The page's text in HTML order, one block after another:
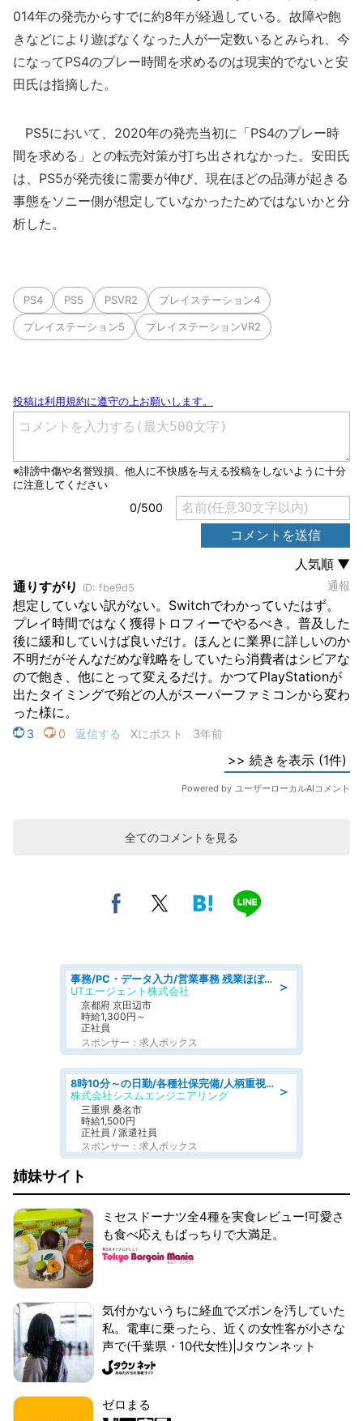
014年の発売からすでに約8年が経過している。故障や飽
きなどにより遊ばなくなった人が一定数いるとみられ、今
になってPS4のプレー時間を求めるのは現実的でないと安
田氏は指摘した。
PS5において、2020年の発売当初に「PS4のプレー時
間を求める」との転売対策が打ち出されなかった。安田氏
は、PS5が発売後に需要が伸び、現在ほどの品薄が起きる
事態をソニー側が想定していなかったためではないかと分
析した。
PS4 PS5 PSVR2 プレイステーション4
プレイステーション5 プレイステーションVR2
全てのコメントを見る
＞
事務/PC・データ入力/営業事務 残業ほぼなし 建設機械レンタル会社で未経験から一般事務
UTエージェント株式会社
京都府 京田辺市
時給1,300円～
正社員
スポンサー：求人ボックス
＞
8時10分～の日勤/各種社保完備/人柄重視のため未経験OK/検査補助&事務補助/～50代前半活躍中
株式会社シスムエンジニアリング
三重県 桑名市
時給1,500円
正社員 / 派遣社員
スポンサー：求人ボックス
姉妹サイト
ミセスドーナツ全4種を実食レビュー!可愛さ
も食べ応えもばっちりで大満足。
気付かないうちに経血でズボンを汚していた
私。電車に乗ったら、近くの女性客が小さな
声で(千葉県・10代女性)|Jタウンネット
ゼロまる